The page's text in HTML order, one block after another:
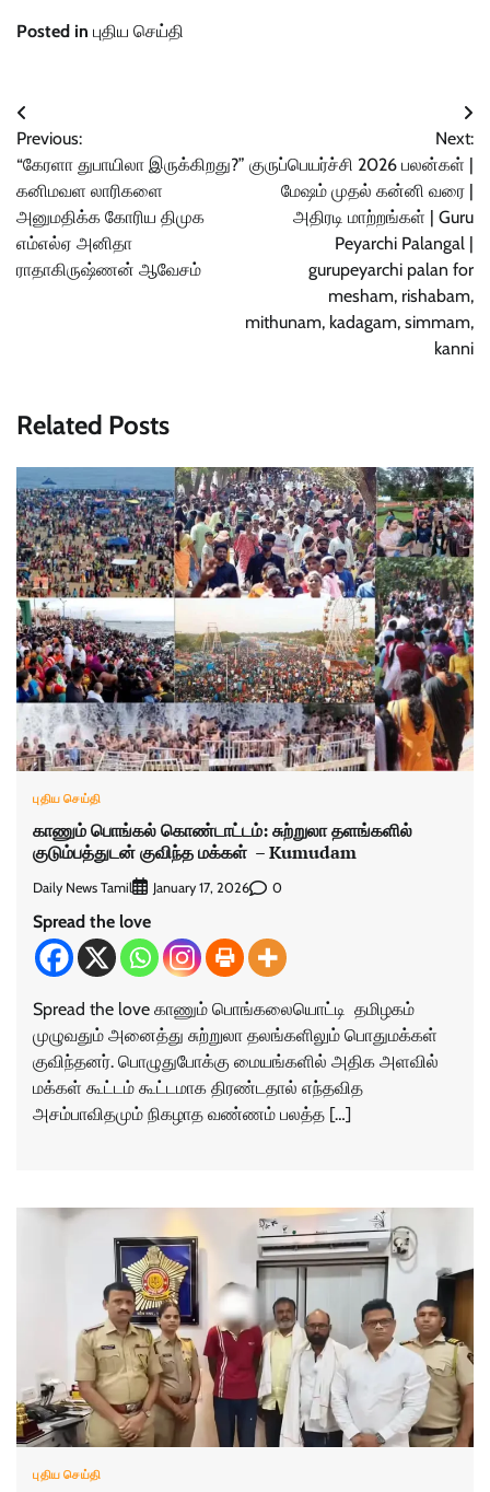
Posted in புதிய செய்தி
Post
navigation
Previous:
“கேரளா துபாயிலா இருக்கிறது?”
கனிமவள லாரிகளை
அனுமதிக்க கோரிய திமுக
எம்எல்ஏ அனிதா
ராதாகிருஷ்ணன் ஆவேசம்
Next:
குருப்பெயர்ச்சி 2026 பலன்கள் |
மேஷம் முதல் கன்னி வரை |
அதிரடி மாற்றங்கள் | Guru
Peyarchi Palangal |
gurupeyarchi palan for
mesham, rishabam,
mithunam, kadagam, simmam,
kanni
Related Posts
புதிய செய்தி
காணும் பொங்கல் கொண்டாட்டம்: சுற்றுலா தளங்களில்
குடும்பத்துடன் குவிந்த மக்கள் – Kumudam
Daily News Tamil January 17, 2026 0
Spread the love
Spread the love காணும் பொங்கலையொட்டி தமிழகம்
முழுவதும் அனைத்து சுற்றுலா தலங்களிலும் பொதுமக்கள்
குவிந்தனர். பொழுதுபோக்கு மையங்களில் அதிக அளவில்
மக்கள் கூட்டம் கூட்டமாக திரண்டதால் எந்தவித
அசம்பாவிதமும் நிகழாத வண்ணம் பலத்த […]
புதிய செய்தி